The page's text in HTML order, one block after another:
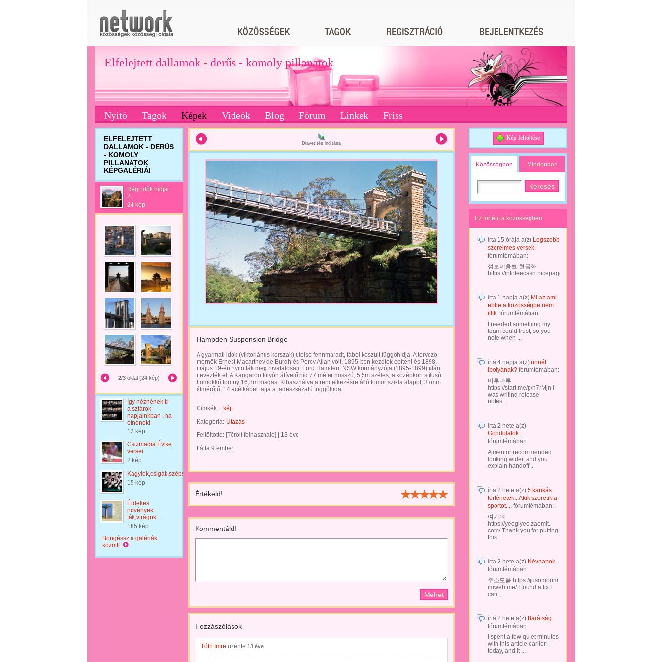
Elfelejtett dallamok - derűs - komoly pillanatok
Nyitó Tagok Képek Videók Blog Fórum Linkek Friss
ELFELEJTETT
DALLAMOK - DERŰS
- KOMOLY
PILLANATOK
KÉPGALÉRIÁI
Régi idők hídjai
2.
24 kép
2/3 oldal (24 kép)
Így néznének ki
a sztárok
napjainkban , ha
élnének!
12 kép
Csizmadia Évike
versei
2 kép
Kagylok,csigák,szépsége...
15 kép
Érdekes
növények
fák,virágok..
185 kép
Böngéssz a galériák
között!
Diavetítés indítása
Hampden Suspension Bridge
A gyarmati idők (viktoriánus korszak) utolsó fennmaradt, fából készült függőhídja. A tervező
mérnök Ernest Macartney de Burgh és Percy Allan volt, 1895-ben kezdték építeni és 1898.
május 19-én nyitották meg hivatalosan. Lord Hamden, NSW kormányzója (1895-1899) után
nevezték el. A Kangaroo folyón átívelő híd 77 méter hosszú, 5,5m széles, a középkori stílusú
homokkő torony 16,8m magas. Kihasználva a rendelkezésre álló tömör szikla alapot, 37mm
átmérőjű, 14 acélkábel tarja a fadeszkázatú függőhidat.
Címkék:
kép
Kategória: Utazás
Feltöltötte: [Törölt felhasználó]
13 éve
Látta 9 ember.
Értékeld!
Kommentáld!
Hozzászólások
Tóth Imre üzente 13 éve
Kép feltöltése
Közösségben Mindenben
Ez történt a közösségben:
írta 15 órája a(z) Legszebb
szerelmes versek.
fórumtémában:
정보이용료 현금화
https://infofeecash.nicepage...
írta 1 napja a(z) Mi az ami
ebbe a közösségbe nem
illik. fórumtémában:
I needed something my
team could trust, so you
note when ...
írta 4 napja a(z) ünnél
Ibolyának? fórumtémában:
마루마루
https://start.me/p/n7rMjn I
was writing release
notes...
írta 2 hete a(z)
Gondolatok..
fórumtémában:
A mentor recommended
looking wider, and you
explain handoff...
írta 2 hete a(z) 5 karikás
történetek...Akik szeretik a
sportot.... fórumtémában:
여기여
https://yeogiyeo.zaemit.
com/ Thank you for putting
this...
írta 2 hete a(z) Névnapok .
fórumtémában:
주소모음 https://jusomoum.
imweb.me/ I found a fix I
can...
írta 2 hete a(z) Barátság
fórumtémában:
I spent a few quiet minutes
with this article earlier
today, and it ...